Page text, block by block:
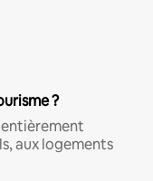
?
aux logements